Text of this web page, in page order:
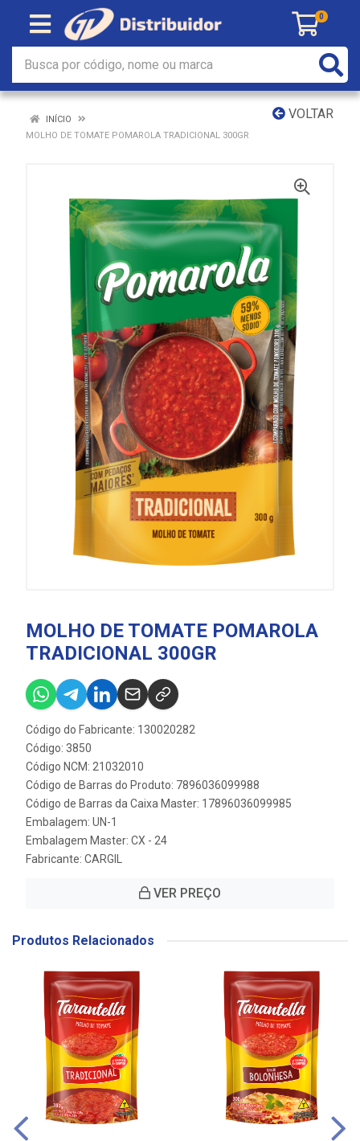
0
VOLTAR
INÍCIO
MOLHO DE TOMATE POMAROLA TRADICIONAL 300GR
MOLHO DE TOMATE POMAROLA
TRADICIONAL 300GR
Código do Fabricante: 130020282
Código: 3850
Código NCM: 21032010
Código de Barras do Produto: 7896036099988
Código de Barras da Caixa Master: 17896036099985
Embalagem: UN-1
Embalagem Master: CX - 24
Fabricante: CARGIL
VER PREÇO
Produtos Relacionados